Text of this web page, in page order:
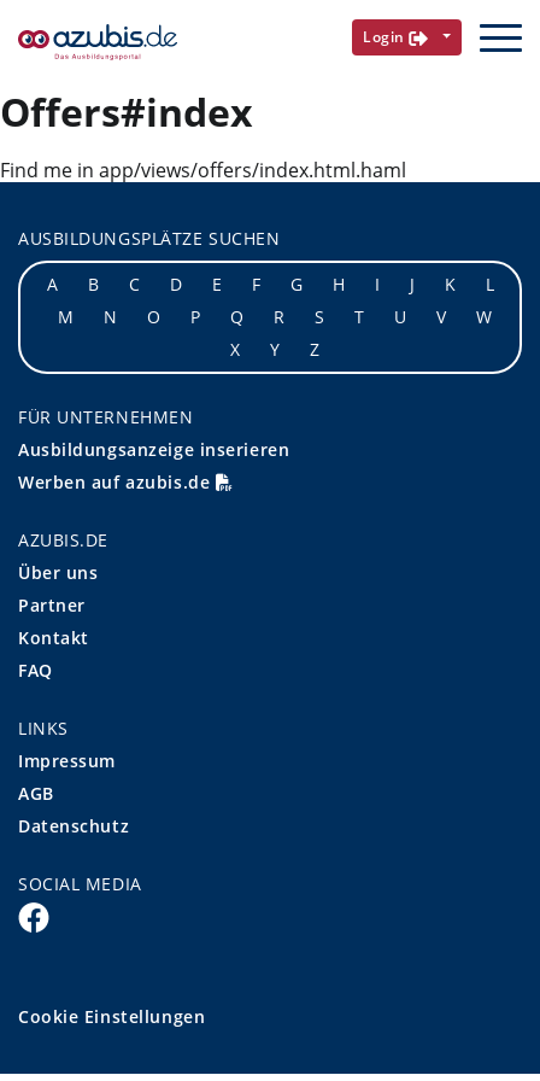
Login
Offers#index
Find me in app/views/offers/index.html.haml
AUSBILDUNGSPLÄTZE SUCHEN
A
B C D E F G H I J K
L
M
N O P Q R S T U V
W
X
Y Z
FÜR UNTERNEHMEN
Ausbildungsanzeige inserieren
Werben auf azubis.de
AZUBIS.DE
Über uns
Partner
Kontakt
FAQ
LINKS
Impressum
AGB
Datenschutz
SOCIAL MEDIA
Cookie Einstellungen